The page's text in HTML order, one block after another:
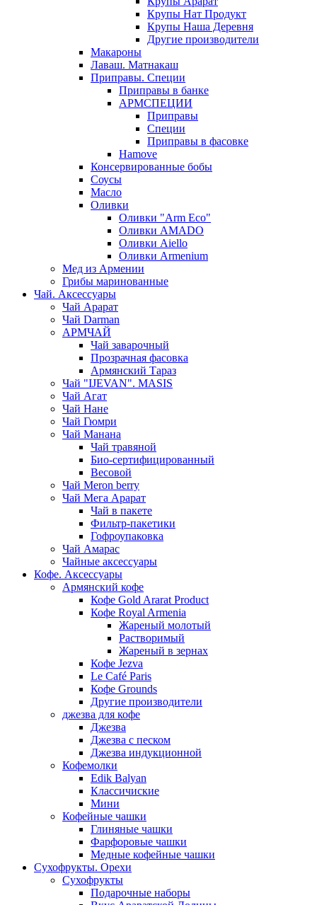
Крупы Нат Продукт
Крупы Наша Деревня
Другие производители
Макароны
Лаваш. Матнакаш
Приправы. Специи
Приправы в банке
АРМСПЕЦИИ
Приправы
Специи
Приправы в фасовке
Hamove
Консервированные бобы
Соусы
Масло
Оливки
Оливки "Arm Eco"
Оливки AMADO
Оливки Aiello
Оливки Armenium
Мед из Армении
Грибы маринованные
Чай. Аксессуары
Чай Арарат
Чай Darman
АРМЧАЙ
Чай заварочный
Прозрачная фасовка
Армянский Тараз
Чай "IJEVAN". MASIS
Чай Агат
Чай Нане
Чай Гюмри
Чай Манана
Чай травяной
Био-сертифицированный
Весовой
Чай Meron berry
Чай Мега Арарат
Чай в пакете
Фильтр-пакетики
Гофроупаковка
Чай Амарас
Чайные аксессуары
Кофе. Аксессуары
Армянский кофе
Кофе Gold Ararat Product
Кофе Royal Armenia
Жареный молотый
Растворимый
Жареный в зернах
Кофе Jezva
Le Café Paris
Кофе Grounds
Другие производители
джезва для кофе
Джезва
Джезва с песком
Джезва индукционной
Кофемолки
Edik Balyan
Классичиские
Мини
Кофейные чашки
Глиняные чашки
Фарфоровые чашки
Медные кофейные чашки
Сухофрукты. Орехи
Сухофрукты
Подарочные наборы